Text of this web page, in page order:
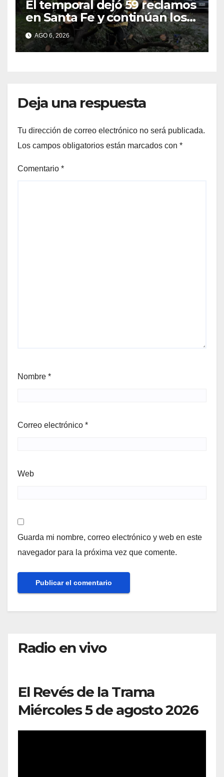
El temporal dejó 59 reclamos
en Santa Fe y continúan los
operativos municipales
AGO 6, 2026
Deja una respuesta
Tu dirección de correo electrónico no será publicada.
Los campos obligatorios están marcados con *
Comentario *
Nombre *
Correo electrónico *
Web
Guarda mi nombre, correo electrónico y web en este
navegador para la próxima vez que comente.
Radio en vivo
El Revés de la Trama
Miércoles 5 de agosto 2026